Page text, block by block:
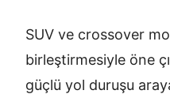
SUV ve crossover
birleştirmesiyle öne
güçlü yol duruşu